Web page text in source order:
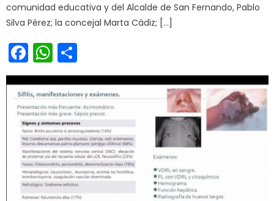
comunidad educativa y del Alcalde de San Fernando, Pablo
Silva Pérez; la concejal Marta Cádiz; […]
Facebook
WhatsApp